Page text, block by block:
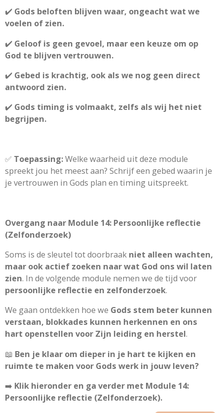
✔️ Gods beloften blijven waar, ongeacht wat we
voelen of zien.
✔️ Geloof is geen gevoel, maar een keuze om op
God te blijven vertrouwen.
✔️ Gebed is krachtig, ook als we nog geen direct
antwoord zien.
✔️ Gods timing is volmaakt, zelfs als wij het niet
begrijpen.
✅ Toepassing:Welke waarheid uit deze module
spreekt jou het meest aan? Schrijf een gebed waarin je
je vertrouwen in Gods plan en timing uitspreekt.
Overgang naar Module 14: Persoonlijke reflectie
(Zelfonderzoek)
Soms is de sleutel tot doorbraak niet alleen wachten,
maar ook actief zoeken naar wat God ons wil laten
zien. In de volgende module nemen we de tijd voor
persoonlijke reflectie en zelfonderzoek.
We gaan ontdekken hoe we Gods stem beter kunnen
verstaan, blokkades kunnen herkennen en ons
hart openstellen voor Zijn leiding en herstel.
📖 Ben je klaar om dieper in je hart te kijken en
ruimte te maken voor Gods werk in jouw leven?
➡️ Klik hieronder en ga verder met Module 14:
Persoonlijke reflectie (Zelfonderzoek).